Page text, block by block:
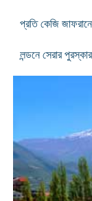
প্রতি কেজি
লন্ডনে সেরার